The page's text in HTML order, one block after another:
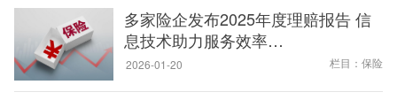
多家险企发布2025年度理赔报告 信
息技术助力服务效率…
2026-01-20 栏目：保险